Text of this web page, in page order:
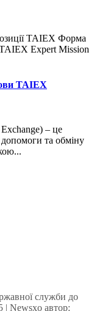
Expert Mission
TAIEX
допомоги та обміну
служби до
| Newsxo автор: